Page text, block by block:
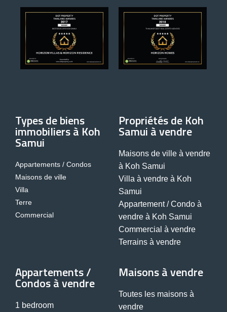
Types de biens
immobiliers à Koh
Samui
Appartements / Condos
Maisons de ville
Villa
Terre
Commercial
Propriétés de Koh
Samui à vendre
Maisons de ville à vendre
à Koh Samui
Villa à vendre à Koh
Samui
Appartement / Condo à
vendre à Koh Samui
Commercial à vendre
Terrains à vendre
Appartements /
Condos à vendre
1 bedroom
Maisons à vendre
Toutes les maisons à
vendre